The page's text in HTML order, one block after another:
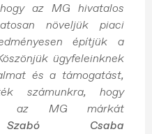
az MG hivatalos
növeljük piaci
építjük a
ügyfeleinknek
és a támogatást,
számunkra, hogy
az MG márkát
Szabó Csaba